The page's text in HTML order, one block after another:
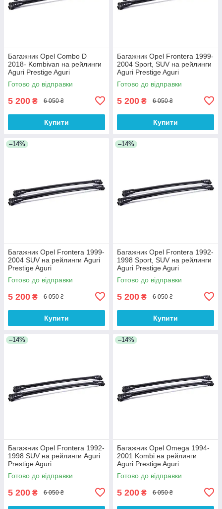
Багажник Opel Combo D
2018- Kombivan на рейлинги
Aguri Prestige Aguri
Готово до відправки
5 200 ₴ 6 050 ₴
Купити
Багажник Opel Frontera 1999-
2004 Sport, SUV на рейлинги
Aguri Prestige Aguri
Готово до відправки
5 200 ₴ 6 050 ₴
Купити
–14%
Багажник Opel Frontera 1999-
2004 SUV на рейлинги Aguri
Prestige Aguri
Готово до відправки
5 200 ₴ 6 050 ₴
Купити
–14%
Багажник Opel Frontera 1992-
1998 Sport, SUV на рейлинги
Aguri Prestige Aguri
Готово до відправки
5 200 ₴ 6 050 ₴
Купити
–14%
Багажник Opel Frontera 1992-
1998 SUV на рейлинги Aguri
Prestige Aguri
Готово до відправки
5 200 ₴ 6 050 ₴
–14%
Багажник Opel Omega 1994-
2001 Kombi на рейлинги
Aguri Prestige Aguri
Готово до відправки
5 200 ₴ 6 050 ₴